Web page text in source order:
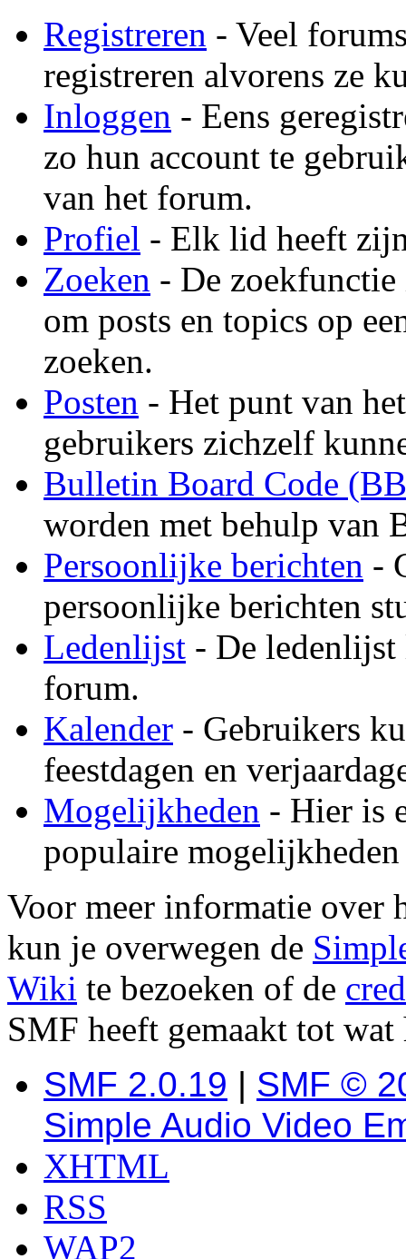
Registreren - Veel
registreren alvorens ze
Inloggen - Eens
zo hun account te
van het forum.
Profiel - Elk lid heeft
Zoeken - De
om posts en topics op
zoeken.
Posten - Het punt van
gebruikers zichzelf
Bulletin Board Code
worden met behulp van
Persoonlijke berichten -
persoonlijke berichten
Ledenlijst - De ledenlijst
forum.
Kalender - Gebruikers
feestdagen en
Mogelijkheden - Hier is
populaire
Voor meer informatie over
kun je overwegen de
Wiki te bezoeken of de
SMF heeft gemaakt tot wat
SMF 2.0.19 | SMF ©
Simple Audio Video
XHTML
RSS
WAP2